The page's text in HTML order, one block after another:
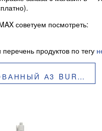
советуем посмотреть:
перечень продуктов по тегу
BM.0080-99